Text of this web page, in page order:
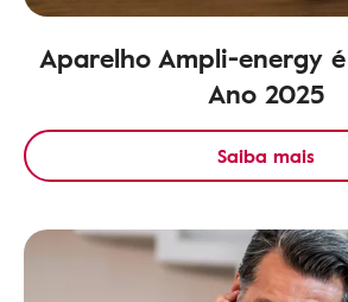
Aparelho Ampli-energy
Ano 2025
Saiba mais